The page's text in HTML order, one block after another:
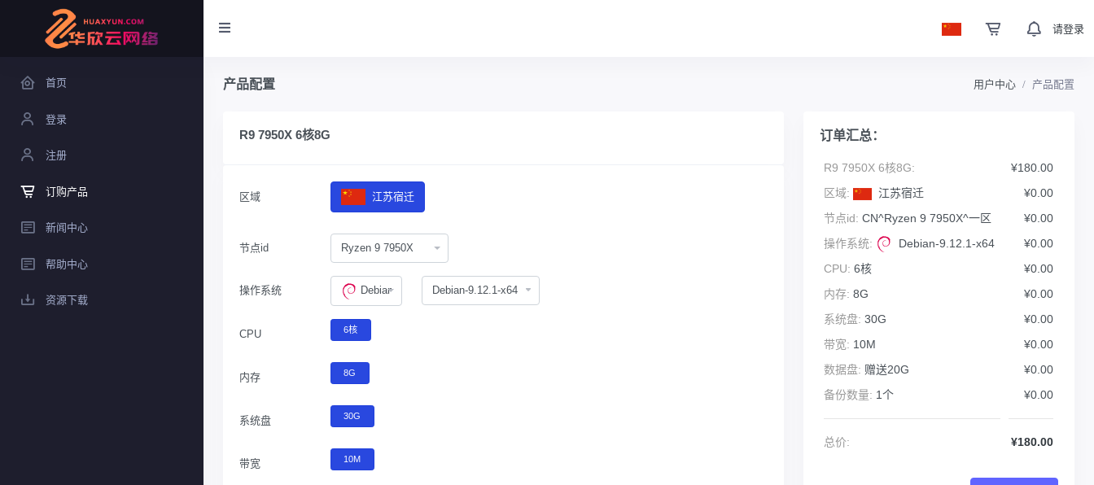
请登录
首页
登录
注册
订购产品
新闻中心
帮助中心
资源下载
产品配置 用户中心 产品配置
R9 7950X 6核8G
区域 江苏宿迁
节点id Ryzen 9 7950X
操作系统 Debian
CPU 6核
内存 8G
系统盘 30G
带宽 10M
订单汇总：
R9 7950X 6核8G:
¥180.00
区域:
江苏宿迁
¥0.00
节点id: CN^Ryzen 9 7950X^一区
¥0.00
操作系统:
Debian-9.12.1-x64
¥0.00
CPU: 6核
¥0.00
内存: 8G
¥0.00
系统盘: 30G
¥0.00
带宽: 10M
¥0.00
数据盘: 赠送20G
¥0.00
备份数量: 1个 ¥0.00
总价: ¥180.00